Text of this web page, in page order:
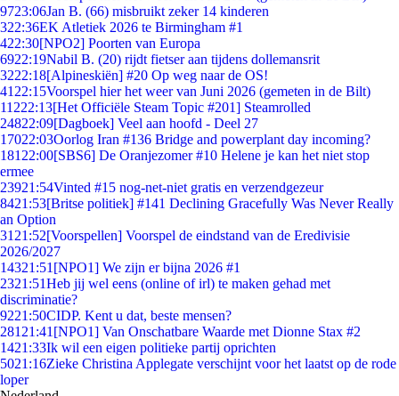
9723:06Jan B. (66) misbruikt zeker 14 kinderen
322:36EK Atletiek 2026 te Birmingham #1
422:30[NPO2] Poorten van Europa
6922:19Nabil B. (20) rijdt fietser aan tijdens dollemansrit
3222:18[Alpineskiën] #20 Op weg naar de OS!
41 22:15Voorspel hier het weer van Juni 2026 (gemeten in de Bilt)
11222:13[Het Officiële Steam Topic #201] Steamrolled
24822:09[Dagboek] Veel aan hoofd - Deel 27
17022:03Oorlog Iran #136 Bridge and powerplant day incoming?
181 22:00[SBS6] De Oranjezomer #10 Helene je kan het niet stop
ermee
23921:54Vinted #15 nog-net-niet gratis en verzendgezeur
8421:53[Britse politiek] #141 Declining Gracefully Was Never Really
an Option
31 21:52[Voorspellen] Voorspel de eindstand van de Eredivisie
2026/2027
14321:51 [NPO1] We zijn er bijna 2026 #1
2321:51Heb jij wel eens (online of irl) te maken gehad met
discriminatie?
9221:50CIDP. Kent u dat, beste mensen?
281 21:41 [NPO1] Van Onschatbare Waarde met Dionne Stax #2
1421:33Ik wil een eigen politieke partij oprichten
5021:16Zieke Christina Applegate verschijnt voor het laatst op de rode
loper